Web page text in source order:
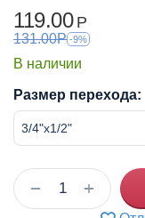
119.00 Р
131.00Р -9%
В наличии
Размер перехода:
+
−